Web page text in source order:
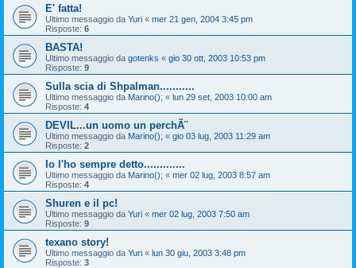
E' fatta!
Ultimo messaggio da Yuri « mer 21 gen, 2004 3:45 pm
Risposte: 6
BASTA!
Ultimo messaggio da gotenks « gio 30 ott, 2003 10:53 pm
Risposte: 9
Sulla scia di Shpalman...........
Ultimo messaggio da Marino(); « lun 29 set, 2003 10:00 am
Risposte: 4
DEVIL...un uomo un perchÃ¨
Ultimo messaggio da Marino(); « gio 03 lug, 2003 11:29 am
Risposte: 2
Io l'ho sempre detto.............
Ultimo messaggio da Marino(); « mer 02 lug, 2003 8:57 am
Risposte: 4
Shuren e il pc!
Ultimo messaggio da Yuri « mer 02 lug, 2003 7:50 am
Risposte: 9
texano story!
Ultimo messaggio da Yuri « lun 30 giu, 2003 3:48 pm
Risposte: 3